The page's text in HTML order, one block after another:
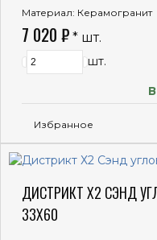
Материал: Керамогранит
7 020 ₽ * шт.
шт.
Избранное
ДИСТРИКТ Х2 СЭНД
33X60